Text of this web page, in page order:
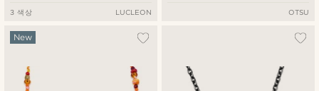
3 색상 LUCLEON OTSU
New